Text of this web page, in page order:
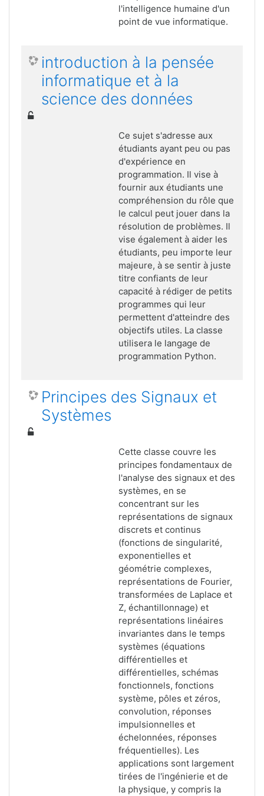
l'intelligence humaine d'un
point de vue informatique.
introduction à la pensée
informatique et à la
science des données
Ce sujet s'adresse aux
étudiants ayant peu ou pas
d'expérience en
programmation. Il vise à
fournir aux étudiants une
compréhension du rôle que
le calcul peut jouer dans la
résolution de problèmes. Il
vise également à aider les
étudiants, peu importe leur
majeure, à se sentir à juste
titre confiants de leur
capacité à rédiger de petits
programmes qui leur
permettent d'atteindre des
objectifs utiles. La classe
utilisera le langage de
programmation Python.
Principes des Signaux et
Systèmes
Cette classe couvre les
principes fondamentaux de
l'analyse des signaux et des
systèmes, en se
concentrant sur les
représentations de signaux
discrets et continus
(fonctions de singularité,
exponentielles et
géométrie complexes,
représentations de Fourier,
transformées de Laplace et
Z, échantillonnage) et
représentations linéaires
invariantes dans le temps
systèmes (équations
différentielles et
différentielles, schémas
fonctionnels, fonctions
système, pôles et zéros,
convolution, réponses
impulsionnelles et
échelonnées, réponses
fréquentielles). Les
applications sont largement
tirées de l'ingénierie et de
la physique, y compris la